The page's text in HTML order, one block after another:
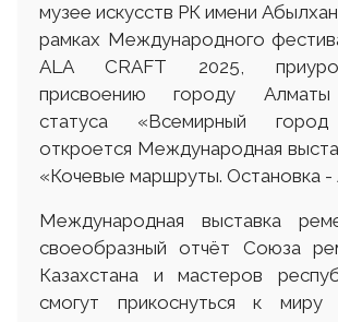
музее искусств РК имени
рамках Международного
ALA CRAFT 2025,
присвоению городу Алматы
статуса «Всемирный
откроется Международная
«Кочевые маршруты. Остановка -
Международная выставка
своеобразный отчёт Союза
Казахстана и мастеров
смогут прикоснуться к миру